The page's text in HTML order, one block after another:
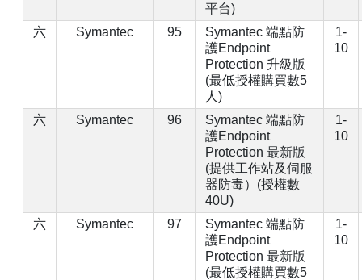
平台)
六 Symantec 95
Symantec 端點防
護Endpoint
Protection 升級版
(最低授權購買數5
人)
1-
10
六 Symantec 96
Symantec 端點防
護Endpoint
Protection 最新版
(提供工作站及伺服
器防毒）(授權數
40U)
1-
10
六 Symantec 97
Symantec 端點防
護Endpoint
Protection 最新版
(最低授權購買數5
1-
10